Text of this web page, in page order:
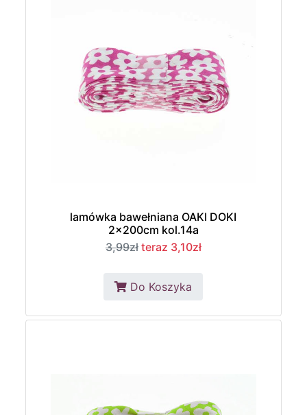
lamówka bawełniana OAKI DOKI
2x200cm kol.14a
3,99zł teraz 3,10zł
Do Koszyka